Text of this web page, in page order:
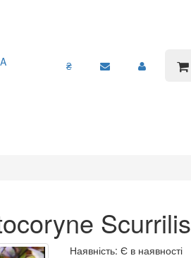
₴
Scurrilis
Наявність: Є в наявності